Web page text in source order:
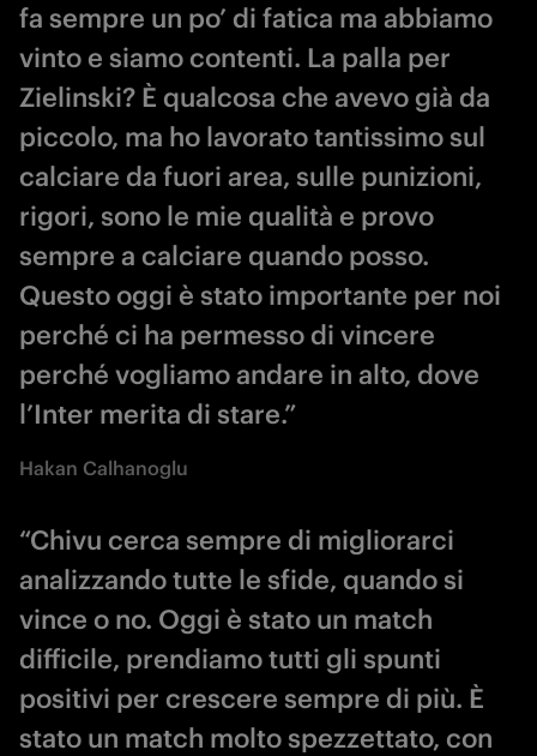
fa sempre un po’ di fatica ma abbiamo
vinto e siamo contenti. La palla per
Zielinski? È qualcosa che avevo già da
piccolo, ma ho lavorato tantissimo sul
calciare da fuori area, sulle punizioni,
rigori, sono le mie qualità e provo
sempre a calciare quando posso.
Questo oggi è stato importante per noi
perché ci ha permesso di vincere
perché vogliamo andare in alto, dove
l’Inter merita di stare.”
Hakan Calhanoglu
“Chivu cerca sempre di migliorarci
analizzando tutte le sfide, quando si
vince o no. Oggi è stato un match
difficile, prendiamo tutti gli spunti
positivi per crescere sempre di più. È
stato un match molto spezzettato, con